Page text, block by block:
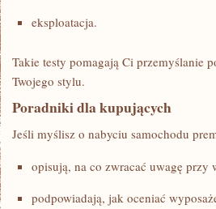
eksploatacja.
Takie testy pomagają Ci przemyślanie
Twojego stylu.
Poradniki dla kupujących
Jeśli myślisz o nabyciu samochodu
opisują, na co zwracać uwagę przy
podpowiadają, jak oceniać